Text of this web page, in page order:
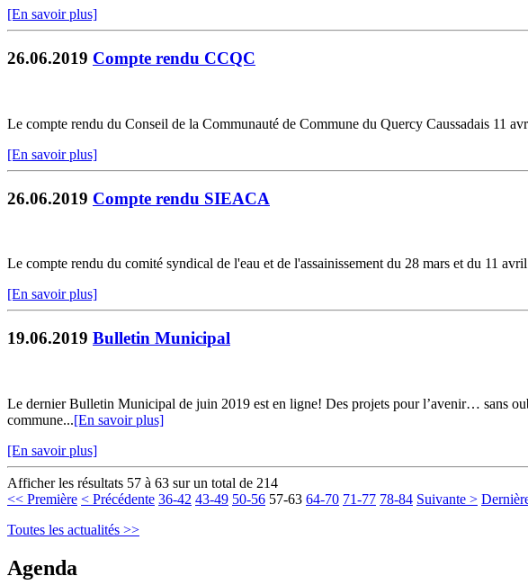
[En savoir plus]
26.06.2019 Compte rendu CCQC
Le compte rendu du Conseil de la Communauté de Commune du Quercy Caussadais 11
[En savoir plus]
26.06.2019 Compte rendu SIEACA
Le compte rendu du comité syndical de l'eau et de l'assainissement du 28 mars et du 11
[En savoir plus]
19.06.2019 Bulletin Municipal
Le dernier Bulletin Municipal de juin 2019 est en ligne! Des projets pour l’avenir… sans
commune...[En savoir plus]
[En savoir plus]
Afficher les résultats 57 à 63 sur un total de 214
<< Première < Précédente 36-42 43-49 50-56 57-63 64-70 71-77 78-84 Suivante >
Toutes les actualités >>
Agenda